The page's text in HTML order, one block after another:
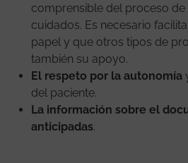
comprensible del proceso
cuidados. Es necesario
papel y que otros tipos de
también su apoyo.
El respeto por la autonomía
del paciente.
La información sobre el
anticipadas.